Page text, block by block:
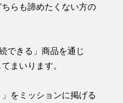
らも諦めたくない方の
できる」商品を通じ
まいります。
をミッションに掲げる